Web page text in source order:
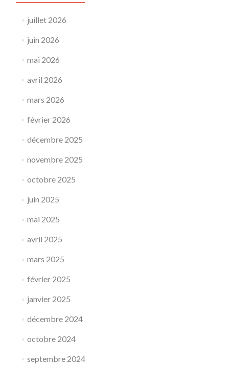
a
i
e
M
a
r
juillet 2026
juin 2026
mai 2026
avril 2026
mars 2026
février 2026
décembre 2025
novembre 2025
octobre 2025
juin 2025
mai 2025
avril 2025
mars 2025
février 2025
janvier 2025
décembre 2024
octobre 2024
septembre 2024